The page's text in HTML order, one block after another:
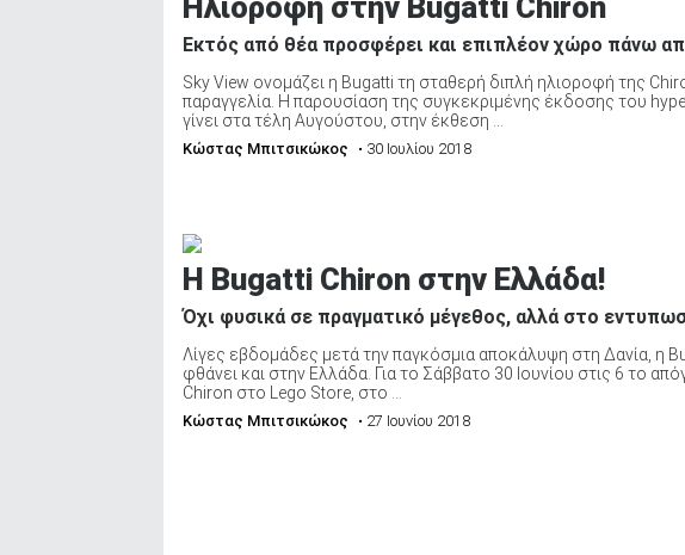
Ηλιοροφή στην Bugatti Chiron
Εκτός από θέα προσφέρει και επιπλέον χώρο πάνω
Sky View ονομάζει η Bugatti τη σταθερή διπλή ηλιοροφή της
παραγγελία. Η παρουσίαση της συγκεκριμένης έκδοσης του
γίνει στα τέλη Αυγούστου, στην έκθεση ...
Κώστας Μπιτσικώκος • 30 Ιουλίου 2018
H Bugatti Chiron στην Ελλάδα!
Όχι φυσικά σε πραγματικό μέγεθος, αλλά στο
Λίγες εβδομάδες μετά την παγκόσμια αποκάλυψη στη Δανία, η
φθάνει και στην Ελλάδα. Για το Σάββατο 30 Ιουνίου στις 6 το
Chiron στο Lego Store, στο ...
Κώστας Μπιτσικώκος • 27 Ιουνίου 2018